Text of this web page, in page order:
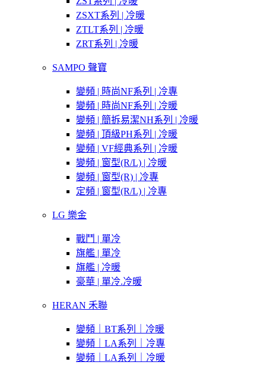
ZSXT系列 | 冷暖
ZTLT系列 | 冷暖
ZRT系列 | 冷暖
SAMPO 聲寶
變頻 | 時尚NF系列 | 冷專
變頻 | 時尚NF系列 | 冷暖
變頻 | 簡拆易潔NH系列 | 冷暖
變頻 | 頂級PH系列 | 冷暖
變頻 | VF經典系列 | 冷暖
變頻 | 窗型(R/L) | 冷暖
變頻 | 窗型(R) | 冷專
定頻 | 窗型(R/L) | 冷專
LG 樂金
戰鬥 | 單冷
旗艦 | 單冷
旗艦 | 冷暖
豪華 | 單冷.冷暖
HERAN 禾聯
變頻｜BT系列｜冷暖
變頻｜LA系列｜冷專
變頻｜LA系列｜冷暖